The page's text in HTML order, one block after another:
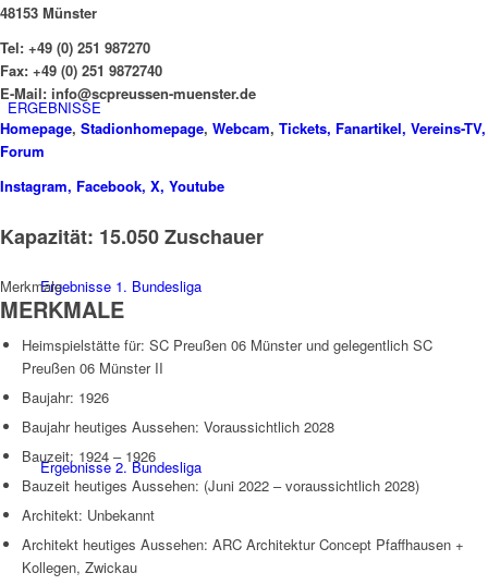
ERGEBNISSE
Ergebnisse 1. Bundesliga
Ergebnisse 2. Bundesliga
48153 Münster
Tel: +49 (0) 251 987270
Fax: +49 (0) 251 9872740
E-Mail: info@scpreussen-muenster.de
Homepage, Stadionhomepage, Webcam, Tickets, Fanartikel, Vereins-TV,
Forum
Instagram, Facebook, X, Youtube
Kapazität: 15.050 Zuschauer
Merkmale
MERKMALE
Heimspielstätte für: SC Preußen 06 Münster und gelegentlich SC
Preußen 06 Münster II
Baujahr: 1926
Baujahr heutiges Aussehen: Voraussichtlich 2028
Bauzeit: 1924 – 1926
Bauzeit heutiges Aussehen: (Juni 2022 – voraussichtlich 2028)
Architekt: Unbekannt
Architekt heutiges Aussehen: ARC Architektur Concept Pfaffhausen +
Kollegen, Zwickau